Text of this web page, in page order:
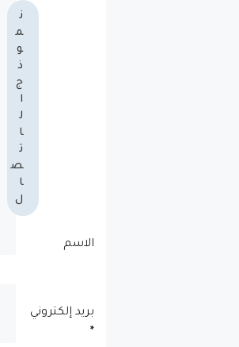
ن
م
و
ذ
ج
ا
ل
ا
ت
ص
ا
ل
الاسم
بريد إلكتروني
*